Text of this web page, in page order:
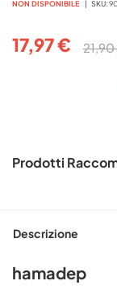
NON DISPONIBILE SKU
17,97 €
immagini
Prodotti
Descrizione
hamadep